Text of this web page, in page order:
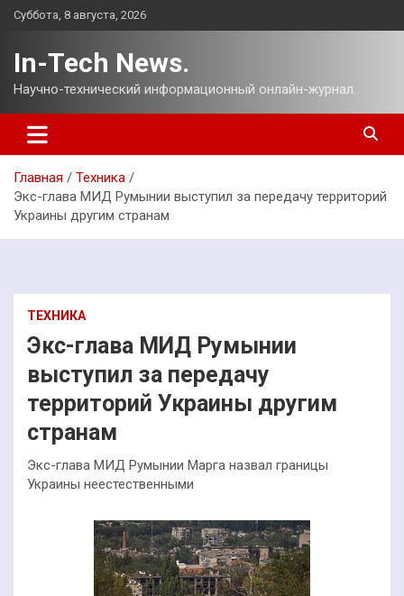
Перейти
Суббота, 8 августа, 2026
In-Tech News.
Научно-технический информационный онлайн-журнал.
Главная
Техника
Экс-глава МИД Румынии выступил за передачу территорий
Украины другим странам
ТЕХНИКА
Экс-глава МИД Румынии
выступил за передачу
территорий Украины другим
странам
Экс-глава МИД Румынии Марга назвал границы
Украины неестественными